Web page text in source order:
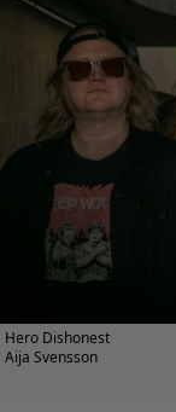
Hero Dishonest
Aija Svensson